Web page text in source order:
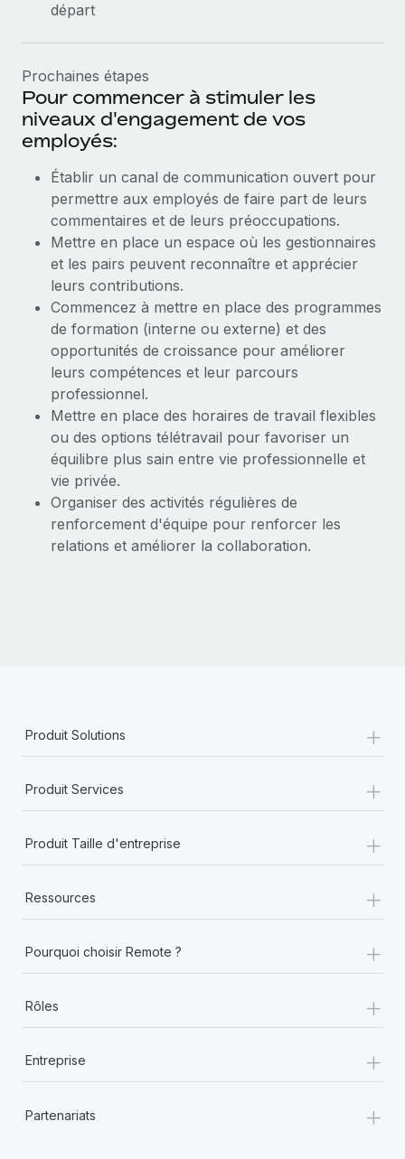
départ
Prochaines étapes
Pour commencer à stimuler les
niveaux d'engagement de vos
employés:
Établir un canal de communication ouvert pour
permettre aux employés de faire part de leurs
commentaires et de leurs préoccupations.
Mettre en place un espace où les gestionnaires
et les pairs peuvent reconnaître et apprécier
leurs contributions.
Commencez à mettre en place des programmes
de formation (interne ou externe) et des
opportunités de croissance pour améliorer
leurs compétences et leur parcours
professionnel.
Mettre en place des horaires de travail flexibles
ou des options télétravail pour favoriser un
équilibre plus sain entre vie professionnelle et
vie privée.
Organiser des activités régulières de
renforcement d'équipe pour renforcer les
relations et améliorer la collaboration.
Produit Solutions +
Produit Services +
Produit Taille d'entreprise +
Ressources +
Pourquoi choisir Remote ? +
Rôles +
Entreprise +
Partenariats +